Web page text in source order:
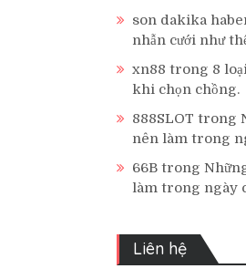
son dakika
nhẫn cưới như
xn88 trong 8
khi chọn chồng.
888SLOT trong
nên làm trong
66B trong
làm trong ngày
Liên hệ